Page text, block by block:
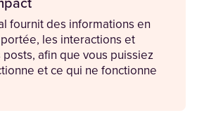
fournit des informations en
les interactions et
afin que vous puissiez
et ce qui ne fonctionne